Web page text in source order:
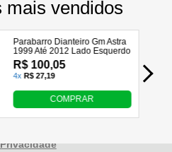
analisar e personalizar nossa
e em serviços de
pela loja virtual, você nos
através do cookies e